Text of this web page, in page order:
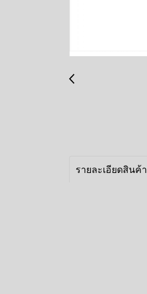
รายละเอียดสินค้า